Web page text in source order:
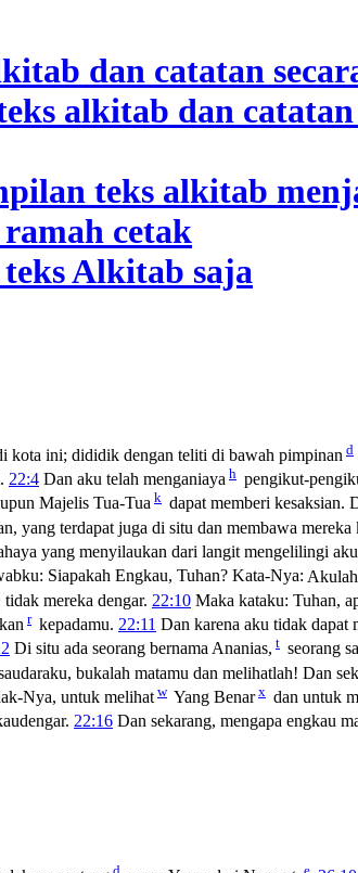
kota ini; dididik dengan teliti di bawah pimpinan d
22:4 Dan aku telah menganiaya h pengikut-
Majelis Tua-Tua k dapat memberi kesaksian.
yang terdapat juga di situ dan membawa
yang menyilaukan dari langit mengelilingi
Siapakah Engkau, Tuhan? Kata-Nya:
mereka dengar. 22:10 Maka kataku: Tuhan,
r kepadamu. 22:11 Dan karena aku tidak dapat
Di situ ada seorang bernama Ananias, t seorang
bukalah matamu dan melihatlah! Dan
Nya, untuk melihat w Yang Benar x dan untuk
22:16 Dan sekarang, mengapa engkau